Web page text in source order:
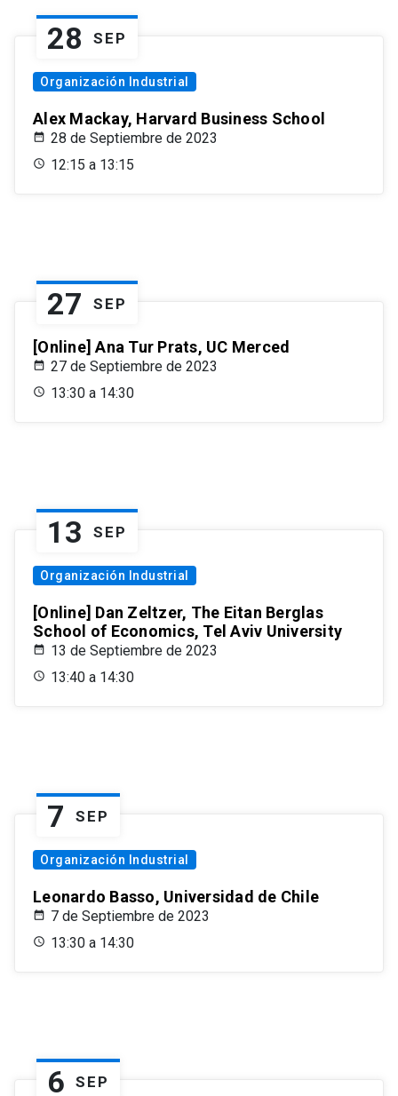
28 SEP
Organización Industrial
Alex Mackay, Harvard Business School
28 de Septiembre de 2023
12:15 a 13:15
27 SEP
[Online] Ana Tur Prats, UC Merced
27 de Septiembre de 2023
13:30 a 14:30
13 SEP
Organización Industrial
[Online] Dan Zeltzer, The Eitan Berglas
School of Economics, Tel Aviv University
13 de Septiembre de 2023
13:40 a 14:30
7 SEP
Organización Industrial
Leonardo Basso, Universidad de Chile
7 de Septiembre de 2023
13:30 a 14:30
6 SEP